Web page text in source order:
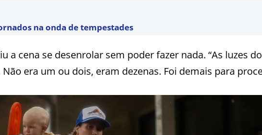
na onda de tempestades
a cena se desenrolar sem poder fazer nada. “As luzes
era um ou dois, eram dezenas. Foi demais para